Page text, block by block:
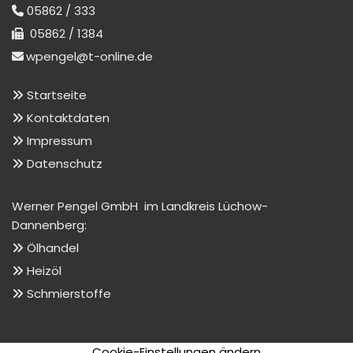
 05862 / 333
 05862 / 1384
 wpengel@t-online.de
 Startseite
 Kontaktdaten
 Impressum
 Datenschutz
Werner Pengel GmbH im Landkreis Lüchow-
Dannenberg:
 Ölhandel
 Heizöl
 Schmierstoffe